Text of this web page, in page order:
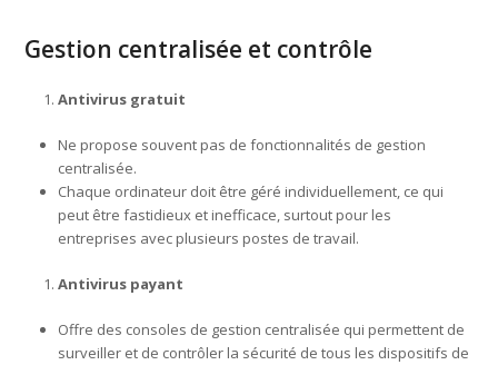
Gestion centralisée et contrôle
Antivirus gratuit
Ne propose souvent pas de fonctionnalités de gestion
centralisée.
Chaque ordinateur doit être géré individuellement, ce qui
peut être fastidieux et inefficace, surtout pour les
entreprises avec plusieurs postes de travail.
Antivirus payant
Offre des consoles de gestion centralisée qui permettent de
surveiller et de contrôler la sécurité de tous les dispositifs de